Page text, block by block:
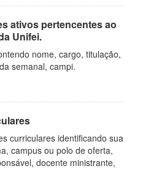
ativos pertencentes ao
Unifei.
nome, cargo, titulação,
semanal, campi.
curriculares identificando sua
campus ou polo de oferta,
docente ministrante,